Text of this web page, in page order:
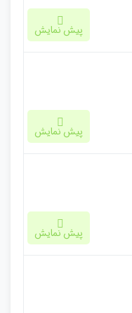
پیش نمایش
پیش نمایش
پیش نمایش